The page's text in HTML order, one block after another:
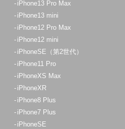
iPhone13 Pro Max
iPhone13 mini
iPhone12 Pro Max
iPhone12 mini
iPhoneSE（第2世代）
iPhone11 Pro
iPhoneXS Max
iPhoneXR
iPhone8 Plus
iPhone7 Plus
iPhoneSE